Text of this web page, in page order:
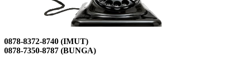
0878-8372-8740 (IMUT)
0878-7350-8787 (BUNGA)